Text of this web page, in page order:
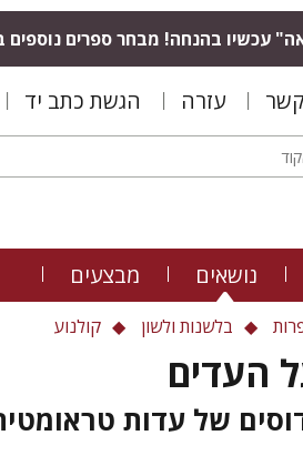
עכשיו בהנחה! מבחר ספרים
עזרה הגשת כתב יד
נושאים מבצעים
בלשנות ולשון קולנוע
העדים
של עדות